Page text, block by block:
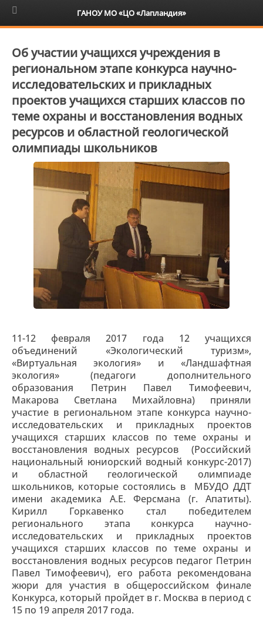
6+
Об участии учащихся учреждения в
региональном этапе конкурса научно-
исследовательских и прикладных
проектов учащихся старших классов по
теме охраны и восстановления водных
ресурсов и областной геологической
олимпиады школьников
11-12 февраля 2017 года 12 учащихся
объединений «Экологический туризм»,
«Виртуальная экология» и «Ландшафтная
экология» (педагоги дополнительного
образования Петрин Павел Тимофеевич,
Макарова Светлана Михайловна) приняли
участие в региональном этапе конкурса научно-
исследовательских и прикладных проектов
учащихся старших классов по теме охраны и
восстановления водных ресурсов (Российский
национальный юниорский водный конкурс-2017)
и областной геологической олимпиаде
школьников, которые состоялись в МБУДО ДДТ
имени академика А.Е. Ферсмана (г. Апатиты).
Кирилл Горкавенко стал победителем
регионального этапа конкурса научно-
исследовательских и прикладных проектов
учащихся старших классов по теме охраны и
восстановления водных ресурсов педагог Петрин
Павел Тимофеевич), его работа рекомендована
жюри для участия в общероссийском финале
Конкурса, который пройдет в г. Москва в период с
15 по 19 апреля 2017 года.
ГАНОУ МО «ЦО «Лапландия»